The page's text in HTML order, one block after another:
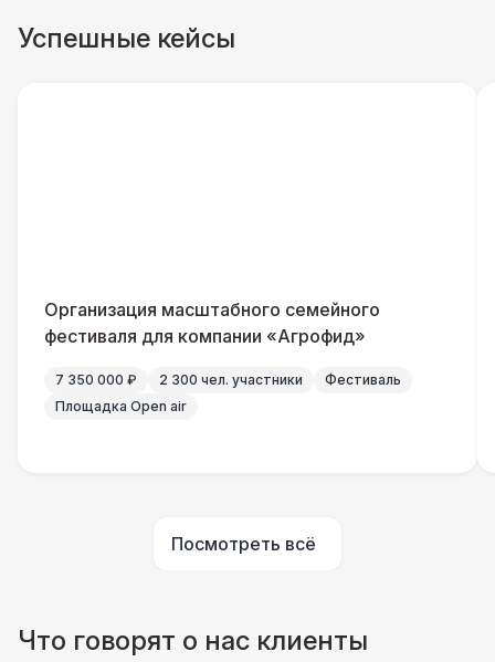
Успешные кейсы
Организация масштабного семейного
фестиваля для компании «Агрофид»
7 350 000 ₽ 2 300 чел. участники
Фестиваль
Площадка Open air
Посмотреть всё
Что говорят о нас клиенты